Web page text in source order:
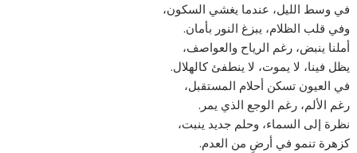
في وسط الليل، عندما يغشي السكون،
وفي قلب الظلام، يبزغ النور بأمان.
أملنا ينبض، رغم الرياح والعواصف،
يظل فينا، لا يموت، لا ينطفئ كالهلال.
في العيون تسكن أحلام المستقبل،
رغم الألم، رغم الوجع الذي يمر.
نظرة إلى السماء، وحلم جديد ينبت،
كزهرة تنمو في أرضٍ من العدم.